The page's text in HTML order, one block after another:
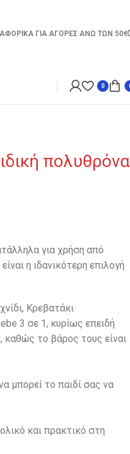
ΓΙΑ ΑΓΟΡΕΣ ΑΝΩ ΤΩΝ 50€
0
πολυθρόνα
για χρήση από
η ιδανικότερη επιλογή
Κρεβατάκι
3 σε 1, κυρίως επειδή
καθώς το βάρος τους είναι
μπορεί το παιδί σας να
και πρακτικό στη